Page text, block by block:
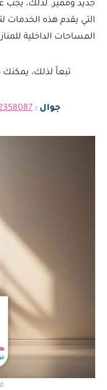
جديد ومميز. لذلك، يجب
التي يقدم هذه الخدمات
المساحات الداخلية
تبعاً لذلك،
جوال :